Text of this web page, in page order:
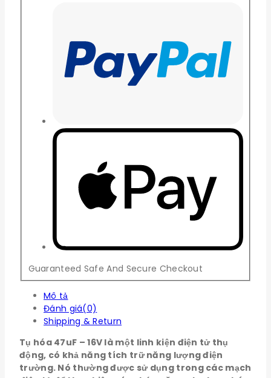
Guaranteed Safe And Secure Checkout
Mô tả
Đánh giá(0)
Shipping & Return
Tụ hóa 47uF – 16V là một linh kiện điện tử thụ
động, có khả năng tích trữ năng lượng điện
trường. Nó thường được sử dụng trong các mạch